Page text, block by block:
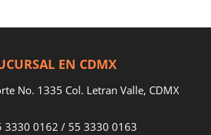
EN CDMX
No. 1335 Col. Letran Valle, CDMX
3330 0162 / 55 3330 0163